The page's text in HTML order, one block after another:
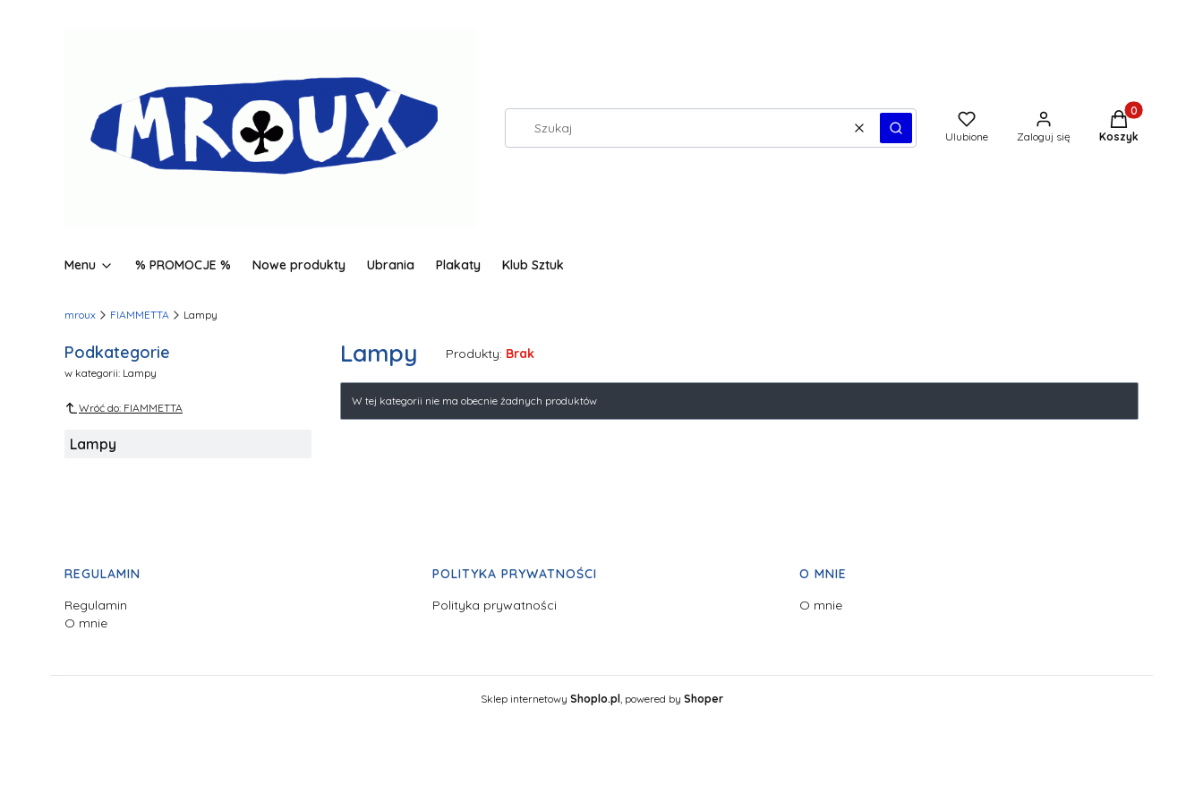
WyczyśćSzukaj Ulubione Zaloguj się
Produkty w
Koszyk
Menu % PROMOCJE % Nowe produkty Ubrania Plakaty Klub Sztuk
mroux FIAMMETTA Lampy
Podkategorie
w kategorii: Lampy
Wróć do: FIAMMETTA
Lampy
Lampy Produkty: Brak
Lista produktów
W tej kategorii nie ma obecnie żadnych produktów
Linki w stopce
REGULAMIN
Regulamin
O mnie
POLITYKA PRYWATNOŚCI
Polityka prywatności
O MNIE
O mnie
Sklep internetowy Shoplo.pl, powered by Shoper